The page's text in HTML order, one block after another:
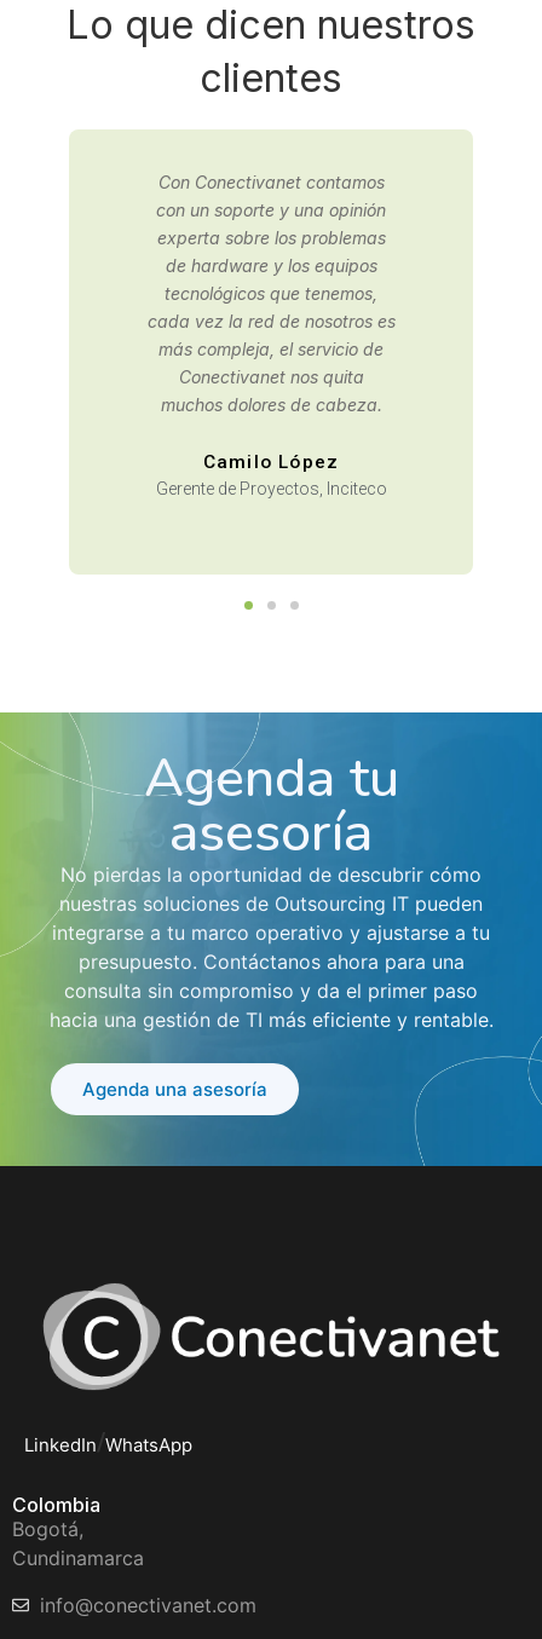
Lo que dicen nuestros
clientes
Contactamos a Conectivanet
para una consultaría de
infraestructura IT, gracias a
los buenos resultados,
decidimos tercerizar nuestra
oficina de sistemas con ellos.
David Moreno
Área de Planeación,
Agenda tu
asesoría
No pierdas la oportunidad de descubrir cómo
nuestras soluciones de Outsourcing IT pueden
integrarse a tu marco operativo y ajustarse a tu
presupuesto. Contáctanos ahora para una
consulta sin compromiso y da el primer paso
hacia una gestión de TI más eficiente y rentable.
Agenda una asesoría
LinkedIn/WhatsApp
Colombia
Bogotá,
Cundinamarca
info@conectivanet.com